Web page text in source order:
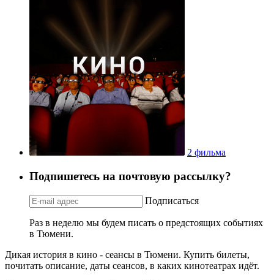
2 фильма
Подпишетесь на почтовую рассылку?
Подписаться
Раз в неделю мы будем писать о предстоящих событиях
в Тюмени.
Дикая история в кино - сеансы в Тюмени. Купить билеты,
почитать описание, даты сеансов, в каких кинотеатрах идёт.